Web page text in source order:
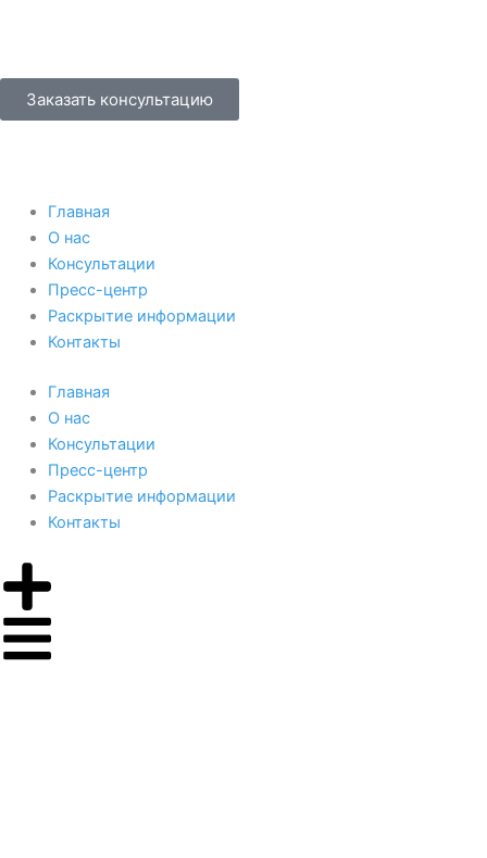
Заказать консультацию
Главная
О нас
Консультации
Пресс-центр
Раскрытие информации
Контакты
Главная
О нас
Консультации
Пресс-центр
Раскрытие информации
Контакты